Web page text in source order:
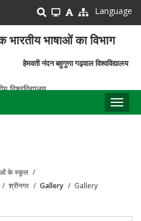
Language
भाषाओं का विभाग
गढ़वाल विश्वविद्यालय
के स्कूल
श्रीनगर Gallery Gallery